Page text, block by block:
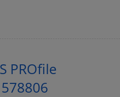
PROfile